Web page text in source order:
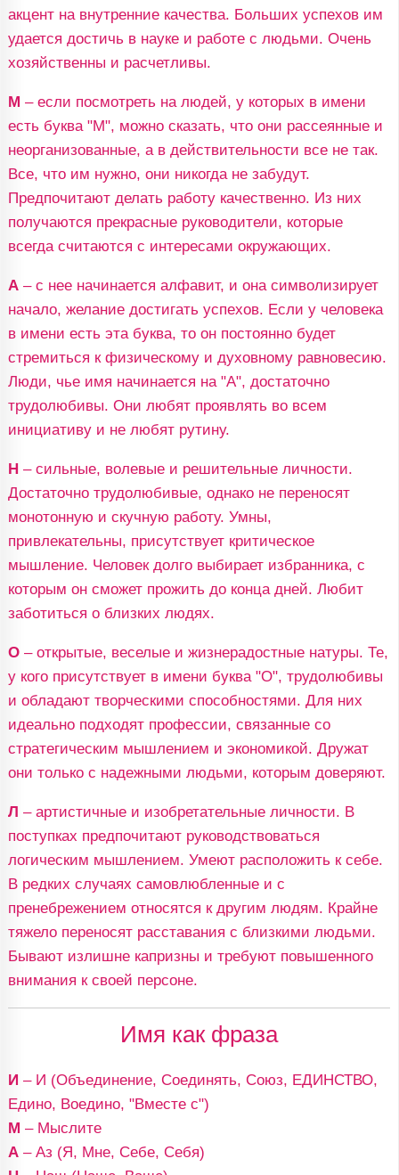
акцент на внутренние качества. Больших успехов им
удается достичь в науке и работе с людьми. Очень
хозяйственны и расчетливы.
М – если посмотреть на людей, у которых в имени
есть буква "М", можно сказать, что они рассеянные и
неорганизованные, а в действительности все не так.
Все, что им нужно, они никогда не забудут.
Предпочитают делать работу качественно. Из них
получаются прекрасные руководители, которые
всегда считаются с интересами окружающих.
А– с нее начинается алфавит, и она символизирует
начало, желание достигать успехов. Если у человека
в имени есть эта буква, то он постоянно будет
стремиться к физическому и духовному равновесию.
Люди, чье имя начинается на "А", достаточно
трудолюбивы. Они любят проявлять во всем
инициативу и не любят рутину.
Н– сильные, волевые и решительные личности.
Достаточно трудолюбивые, однако не переносят
монотонную и скучную работу. Умны,
привлекательны, присутствует критическое
мышление. Человек долго выбирает избранника, с
которым он сможет прожить до конца дней. Любит
заботиться о близких людях.
О– открытые, веселые и жизнерадостные натуры. Те,
у кого присутствует в имени буква "О", трудолюбивы
и обладают творческими способностями. Для них
идеально подходят профессии, связанные со
стратегическим мышлением и экономикой. Дружат
они только с надежными людьми, которым доверяют.
Л – артистичные и изобретательные личности. В
поступках предпочитают руководствоваться
логическим мышлением. Умеют расположить к себе.
В редких случаях самовлюбленные и с
пренебрежением относятся к другим людям. Крайне
тяжело переносят расставания с близкими людьми.
Бывают излишне капризны и требуют повышенного
внимания к своей персоне.
Имя как фраза
И – И (Объединение, Соединять, Союз, ЕДИНСТВО,
Едино, Воедино, "Вместе с")
М – Мыслите
А– Аз (Я, Мне, Себе, Себя)